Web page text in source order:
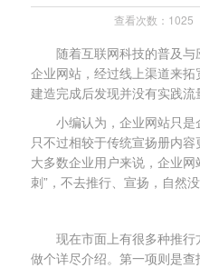
查看次数：1025
随着互联网科技的普及
企业网站，经过线上渠道来
建造完成后发现并没有实践流
小编认为，企业网站只是
只不过相较于传统宣扬册内
大多数企业用户来说，企业
刺”，不去推行、宣扬，自然没
现在市面上有很多种推
做个详尽介绍。第一项则是